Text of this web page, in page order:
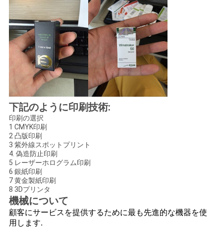
下記のように印刷技術:
印刷の選択
1 CMYK印刷
2 凸版印刷
3 紫外線スポットプリント
4. 偽造防止印刷
5 レーザーホログラム印刷
6 銀紙印刷
7 黄金製紙印刷
8 3Dプリンタ
機械について
顧客にサービスを提供するために最も先進的な機器を使
用します.